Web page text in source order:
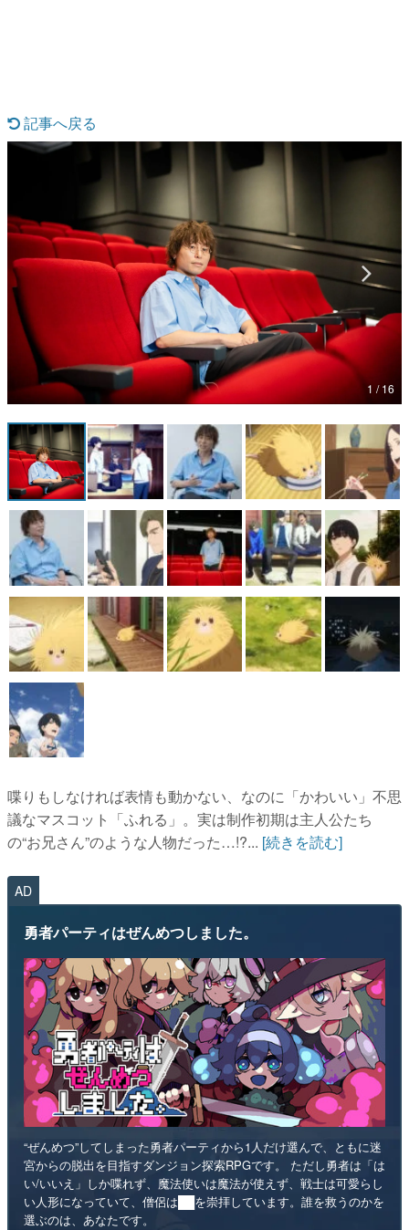
具体的な形から解き明かしていく、硬派で骨太な評論連載
ゲームが変えた日本語
「経験値」「裏技」「ラスボス」… ゲームにまつわる言葉
の起源や用法の変遷を、コンピューター文化史研究家・タ
イニーP氏が徹底調査。
カテゴリ
特集記事
マンガ
女性向け
アプリレビュー
その他
電ファミニコゲーマーとは？
運営：株式会社マレ
記事へ戻る
1 / 16
喋りもしなければ表情も動かない、なのに「かわいい」不思
議なマスコット「ふれる」。実は制作初期は主人公たち
の“お兄さん”のような人物だった…!?... [続きを読む]
AD
勇者パーティはぜんめつしました。
“ぜんめつ”してしまった勇者パーティから1人だけ選んで、ともに迷
宮からの脱出を目指すダンジョン探索RPGです。 ただし勇者は「は
い/いいえ」しか喋れず、魔法使いは魔法が使えず、戦士は可愛らし
い人形になっていて、僧侶は██を崇拝しています。誰を救うのかを
選ぶのは、あなたです。